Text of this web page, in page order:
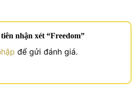
nhận xét “Freedom”
để gửi đánh giá.